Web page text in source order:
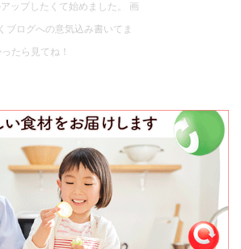
ップしたくて始めました。 画
ブログへの意気込み書いてま
たら見てね！